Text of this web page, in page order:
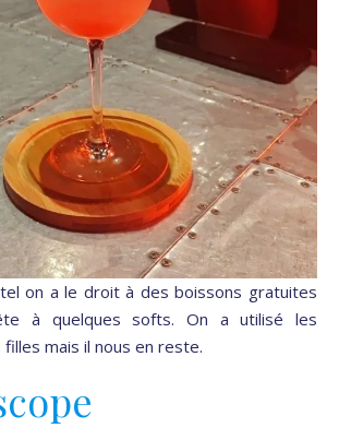
on a le droit à des boissons gratuites
à quelques softs. On a utilisé les
mais il nous en reste.